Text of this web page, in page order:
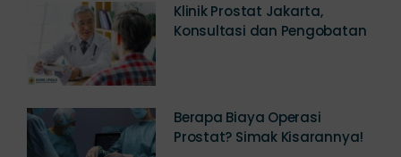
Klinik Prostat Jakarta,
Konsultasi dan Pengobatan
Berapa Biaya Operasi
Prostat? Simak Kisarannya!